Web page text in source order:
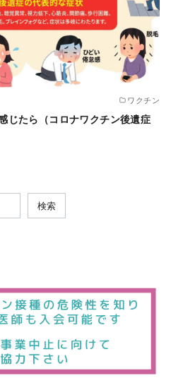
ワクチン
じたら（コロナワクチン後遺症
検索